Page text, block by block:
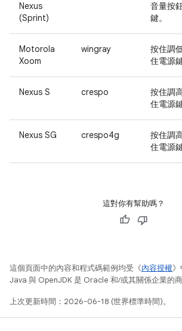
Nexus
(Sprint)
音量按
鍵。
Motorola
Xoom
wingray 按住調
住電源
Nexus S crespo 按住調
住電源
Nexus SG crespo4g 按住調
住電源
這對你有幫助嗎？
這個頁面中的內容和程式碼範例均受《內容授權》
Java 與 OpenJDK 是 Oracle 和/或其關係企業的商
上次更新時間：2026-06-18 (世界標準時間)。